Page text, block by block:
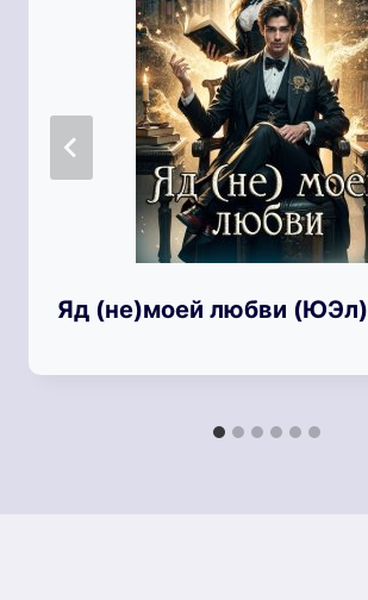
Яд (не)моей любви (ЮЭл)